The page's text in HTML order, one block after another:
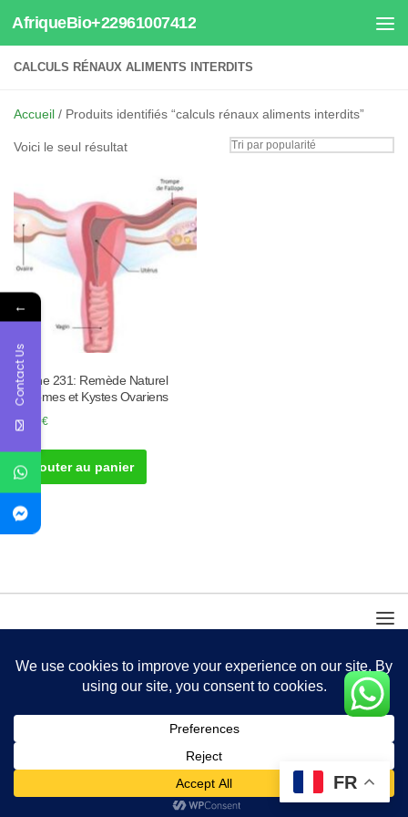
Au dessous du contenu
AfriqueBio+22961007412
CALCULS RÉNAUX ALIMENTS INTERDITS
Accueil / Produits identifiés “calculs rénaux aliments interdits”
Voici le seul résultat
Tisane 231: Remède Naturel
Fibromes et Kystes Ovariens
40.00€
Ajouter au panier
FR
←
Contact Us